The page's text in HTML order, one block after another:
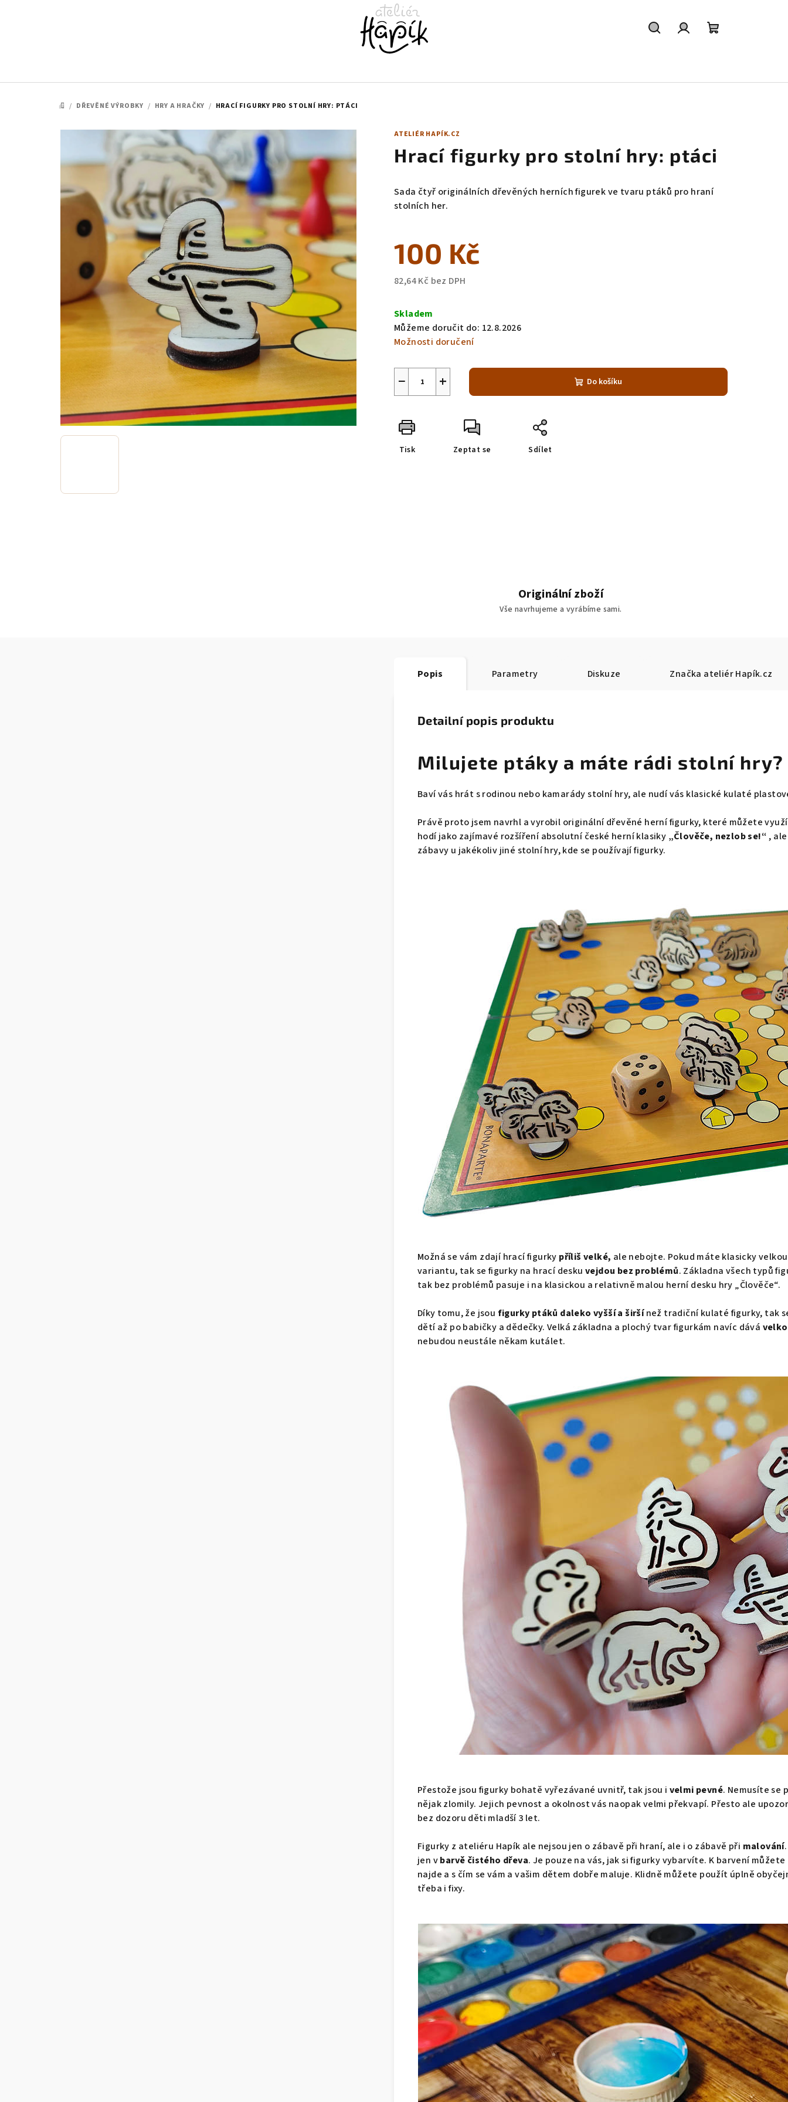
košík
DOMŮ
/ DŘEVĚNÉ VÝROBKY / HRY A HRAČKY / HRACÍ FIGURKY PRO STOLNÍ HRY: PTÁCI
ATELIÉR HAPÍK.CZ
Hrací figurky pro stolní hry: ptáci
Sada čtyř originálních dřevěných herních figurek ve tvaru ptáků pro hraní
stolních her.
100 Kč
82,64 Kč bez DPH
cena:
Skladem
Můžeme doručit do: 12.8.2026
Možnosti doručení
+
− Do košíku
Tisk Zeptat se Sdílet
Originální zboží
Vše navrhujeme a vyrábíme sami.
Popis Parametry Diskuze Značka ateliér Hapík.cz
Detailní popis produktu
Milujete ptáky a máte rádi stolní hry?
Baví vás hrát s rodinou nebo kamarády stolní hry, ale nudí vás klasické kulaté
Právě proto jsem navrhl a vyrobil originální dřevěné herní figurky, které můžete
hodí jako zajímavé rozšíření absolutní české herní klasiky „Člověče, nezlob se!“ ,
zábavy u jakékoliv jiné stolní hry, kde se používají figurky.
Možná se vám zdají hrací figurky příliš velké, ale nebojte. Pokud máte klasicky
variantu, tak se figurky na hrací desku vejdou bez problémů. Základna všech typů
tak bez problémů pasuje i na klasickou a relativně malou herní desku hry „Člověče“.
Díky tomu, že jsou figurky ptáků daleko vyšší a širšínež tradiční kulaté figurky, tak
dětí až po babičky a dědečky. Velká základna a plochý tvar figurkám navíc dává
nebudou neustále někam kutálet.
Přestože jsou figurky bohatě vyřezávané uvnitř, tak jsou i velmi pevné. Nemusíte se
nějak zlomily. Jejich pevnost a okolnost vás naopak velmi překvapí. Přesto ale
bez dozoru děti mladší 3 let.
Figurky z ateliéru Hapík ale nejsou jen o zábavě při hraní, ale i o zábavě při malování
jen vbarvě čistého dřeva. Je pouze na vás, jak si figurky vybarvíte. K barvení
najde a s čím se vám a vašim dětem dobře maluje. Klidně můžete použít úplně
třeba i fixy.